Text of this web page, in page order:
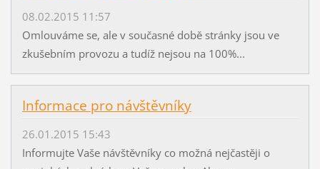
08.02.2015 11:57
Omlouváme se, ale v současné době stránky jsou ve
zkušebním provozu a tudíž nejsou na 100%...
Informace pro návštěvníky
26.01.2015 15:43
Informujte Vaše návštěvníky co možná nejčastěji o